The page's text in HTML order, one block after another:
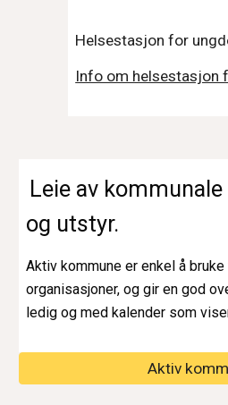
Helsestasjon for
Info om helsestasjon
Leie av
og utstyr.
Aktiv kommune er enkel å
organisasjoner, og gir en god
ledig og med kalender som
Aktiv